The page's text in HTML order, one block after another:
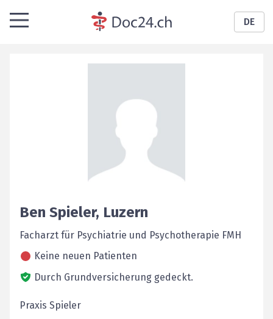
DE
Ben Spieler, Luzern
Facharzt für Psychiatrie und Psychotherapie FMH
Keine neuen Patienten
Durch Grundversicherung gedeckt.
Praxis Spieler